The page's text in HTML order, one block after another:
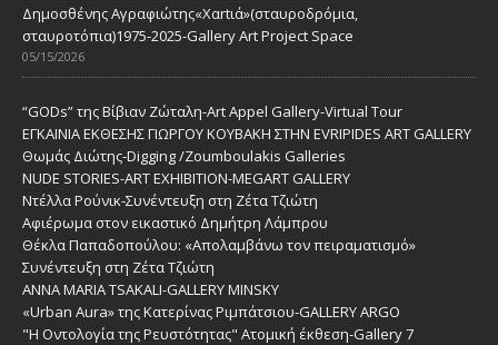
Δημοσθένης Αγραφιώτης«Xαrtιά»(σταυροδρόμια,
σταυροτόπια)1975-2025-Gallery Art Project Space
05/15/2026
“GODs” της Βίβιαν Ζώταλη-Art Appel Gallery-Virtual Tour
ΕΓΚΑΙΝΙΑ ΕΚΘΕΣΗΣ ΓΙΩΡΓΟΥ ΚΟΥΒΑΚΗ ΣΤΗΝ EVRIPIDES ART GALLERY
Θωμάς Διώτης-Digging /Zoumboulakis Galleries
NUDE STORIES-ΑRT EXHIBITION-MEGART GALLERY
Ντέλλα Ρούνικ-Συνέντευξη στη Ζέτα Τζιώτη
Αφιέρωμα στον εικαστικό Δημήτρη Λάμπρου
Θέκλα Παπαδοπούλου: «Απολαμβάνω τον πειραματισμό»
Συνέντευξη στη Ζέτα Τζιώτη
ANNA MARIA TSAKALI-GALLERY MINSKY
«Urban Aura» της Κατερίνας Ριμπάτσιου-GALLERY ARGO
"Η Οντολογία της Ρευστότητας" Ατομική έκθεση-Gallery 7